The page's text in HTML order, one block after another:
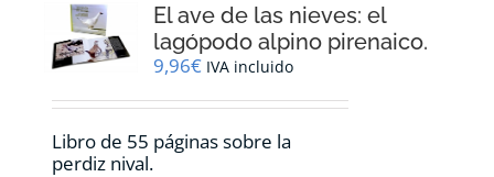
El ave de las nieves: el
lagópodo alpino pirenaico.
9,96€ IVA incluido
Libro de 55 páginas sobre la
perdiz nival.